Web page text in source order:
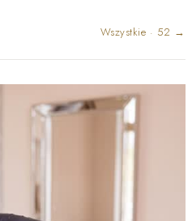
Wszystkie · 52 →